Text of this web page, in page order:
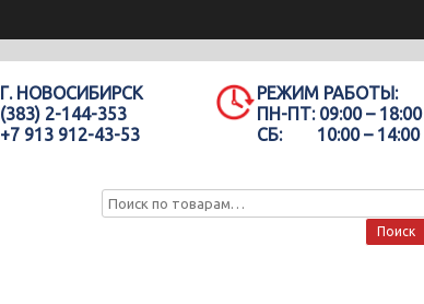
Г. НОВОСИБИРСК
(383) 2-144-353
+7 913 912-43-53
РЕЖИМ РАБОТЫ:
ПН-ПТ: 09:00 – 18:00
СБ:
10:00 – 14:00
Поиск